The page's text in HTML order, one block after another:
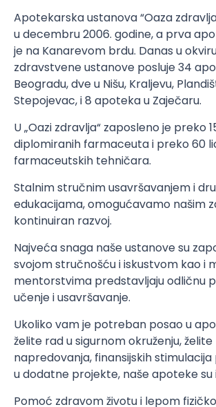
Apotekarska ustanova “Oaza
u decembru 2006. godine, a prva
je na Kanarevom brdu. Danas u
zdravstvene ustanove posluje 34
Beogradu, dve u Nišu, Kraljevu,
Stepojevac, i 8 apoteka u Zaječaru.
U „Oazi zdravlja“ zaposleno je preko
diplomiranih farmaceuta i preko 60
farmaceutskih tehničara.
Stalnim stručnim usavršavanjem i
edukacijama, omogućavamo našim
kontinuiran razvoj.
Najveća snaga naše ustanove su
svojom stručnošću i iskustvom kao i
mentorstvima predstavljaju odličnu
učenje i usavršavanje.
Ukoliko vam je potreban posao u
želite rad u sigurnom okruženju,
napredovanja, finansijskih stimulacija
u dodatne projekte, naše apoteke su
Pomoć zdravom životu i lepom